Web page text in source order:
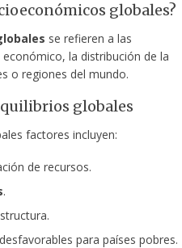
globales?
se refieren a las
la distribución de la
o regiones del mundo.
globales
factores incluyen:
de recursos.
.
para países pobres.